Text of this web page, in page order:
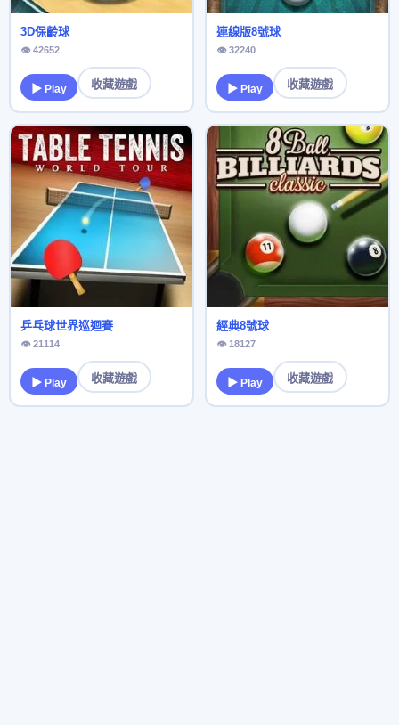
3D保齡球
👁 42652
▶ Play 收藏遊戲
連線版8號球
👁 32240
▶ Play 收藏遊戲
乒乓球世界巡迴賽
👁 21114
▶ Play 收藏遊戲
經典8號球
👁 18127
▶ Play 收藏遊戲